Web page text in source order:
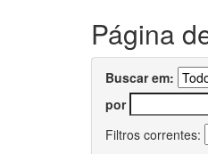
Página
Buscar em:
por
Filtros correntes: